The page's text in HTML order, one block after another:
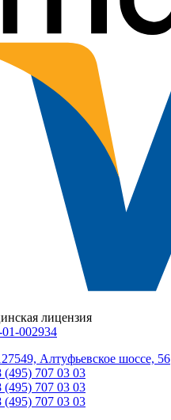
лицензия
002934
Алтуфьевское шоссе, 56
(495) 707 03 03
(495) 707 03 03
(495) 707 03 03